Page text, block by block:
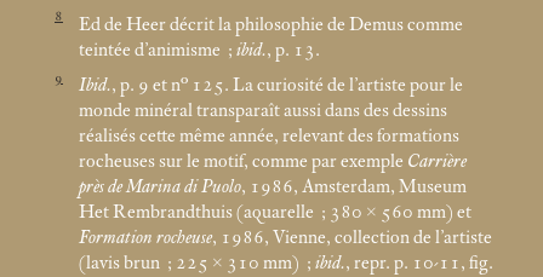
8
Ed de Heer décrit la philosophie de Demus comme
teintée d’animisme ; ibid., p. 13.
9 Ibid., p. 9 et n° 125. La curiosité de l’artiste pour le
monde minéral transparaît aussi dans des dessins
réalisés cette même année, relevant des formations
rocheuses sur le motif, comme par exemple Carrière
près de Marina di Puolo, 1986, Amsterdam, Museum
Het Rembrandthuis (aquarelle ; 380 × 560 mm) et
Formation rocheuse, 1986, Vienne, collection de l’artiste
(lavis brun ; 225 × 310 mm) ; ibid., repr. p. 10-11, fig.